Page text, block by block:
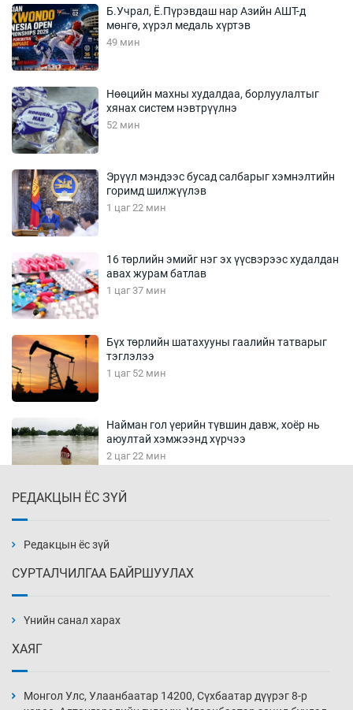
Б.Учрал, Ё.Пүрэвдаш нар Азийн АШТ-д
мөнгө, хүрэл медаль хүртэв
49 мин
Нөөцийн махны худалдаа, борлуулалтыг
хянах систем нэвтрүүлнэ
52 мин
Эрүүл мэндээс бусад салбарыг хэмнэлтийн
горимд шилжүүлэв
1 цаг 22 мин
16 төрлийн эмийг нэг эх үүсвэрээс худалдан
авах журам батлав
1 цаг 37 мин
Бүх төрлийн шатахууны гаалийн татварыг
тэглэлээ
1 цаг 52 мин
Найман гол үерийн түвшин давж, хоёр нь
аюултай хэмжээнд хүрчээ
2 цаг 22 мин
2 цаг 52 мин
3 цаг 22 мин
3 цаг 52 мин
РЕДАКЦЫН ЁС ЗҮЙ
Редакцын ёс зүй
СУРТАЛЧИЛГАА БАЙРШУУЛАХ
Үнийн санал харах
ХАЯГ
Монгол Улс, Улаанбаатар 14200, Сүхбаатар дүүрэг 8-р